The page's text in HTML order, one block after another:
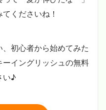
くださいね！
初心者から始めてみた
イングリッシュの無料
い♪